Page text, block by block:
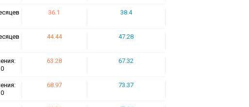
36.1 38.4
44.44 47.28
63.28 67.32
68.97 73.37